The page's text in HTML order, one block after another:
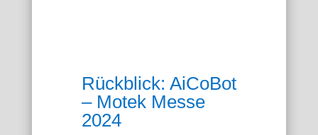
Rückblick: AiCoBot
– Motek Messe
2024